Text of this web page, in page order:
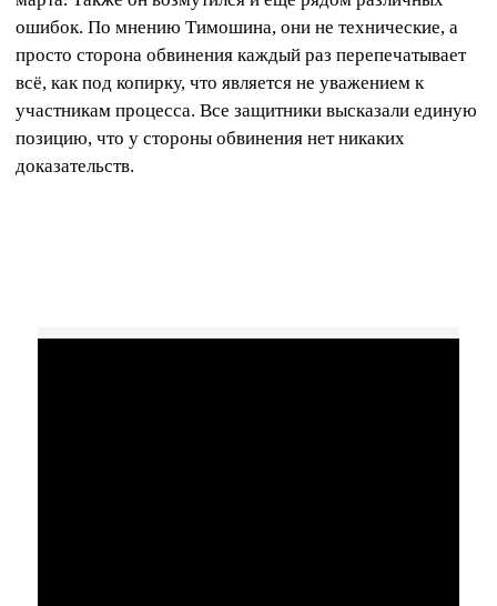
ошибок. По мнению Тимошина, они не технические, а
просто сторона обвинения каждый раз перепечатывает
всё, как под копирку, что является не уважением к
участникам процесса. Все защитники высказали единую
позицию, что у стороны обвинения нет никаких
доказательств.